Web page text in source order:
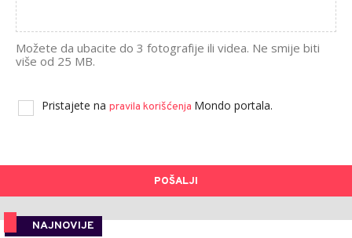
Možete da ubacite do 3 fotografije ili videa. Ne smije biti
više od 25 MB.
Pristajete na pravila korišćenja Mondo portala.
POŠALJI
NAJNOVIJE